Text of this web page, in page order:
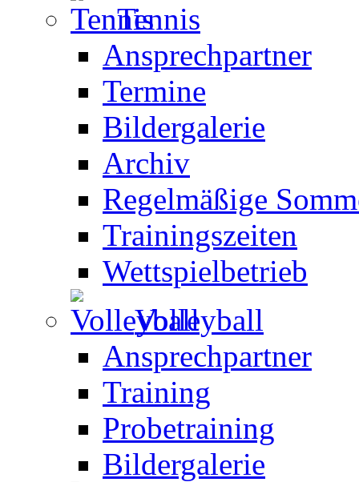
Tennis
Ansprechpartner
Termine
Bildergalerie
Archiv
Regelmäßige
Trainingszeiten
Wettspielbetrieb
Volleyball
Ansprechpartner
Training
Probetraining
Bildergalerie